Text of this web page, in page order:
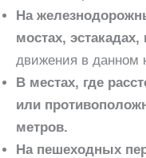
На
мостах, эстакадах,
движения в данном
В местах, где
или
метров.
На пешеходных